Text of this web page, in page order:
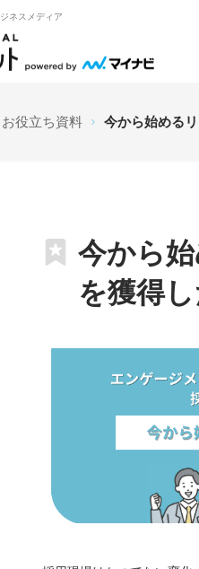
ネスメディア
お役立ち資料 今から始める
今から
を獲得